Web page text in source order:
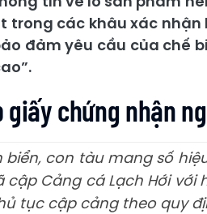
trong các khâu xác
đảm yêu cầu của chế
chứng nhận
con tàu mang số
cập Cảng cá Lạch Hới
tục cập cảng theo quy